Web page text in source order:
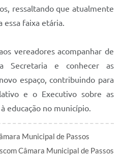
ressaltando que atualmente
essa faixa etária.
acompanhar de
Secretaria e conhecer as
espaço, contribuindo para
e o Executivo sobre as
educação no município.
Municipal de Passos
Câmara Municipal de Passos